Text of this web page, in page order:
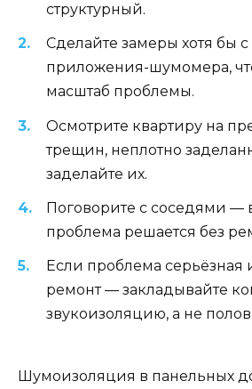
структурный.
Сделайте замеры хотя бы
приложения-шумомера,
масштаб проблемы.
Осмотрите квартиру на
трещин, неплотно
заделайте их.
Поговорите с соседями —
проблема решается без
Если проблема серьёзная
ремонт — закладывайте
звукоизоляцию, а не
Шумоизоляция в панельных